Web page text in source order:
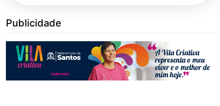
Publicidade